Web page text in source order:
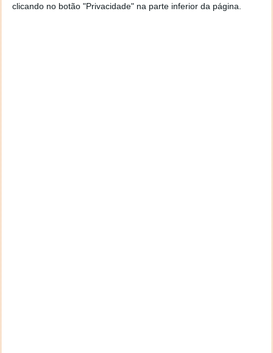
clicando no botão "Privacidade" na parte inferior da página.